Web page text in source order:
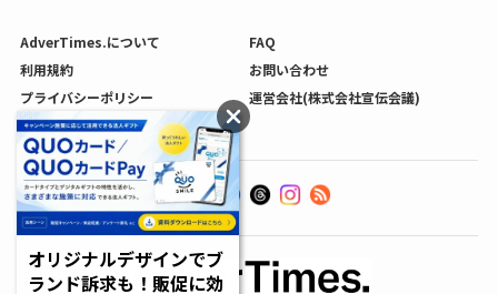
AdverTimes.について
FAQ
利用規約
お問い合わせ
プライバシーポリシー
運営会社(株式会社宣伝会議)
利用者情報の外部送信について
オリジナルデザインでブ
ランド訴求も！販促に効